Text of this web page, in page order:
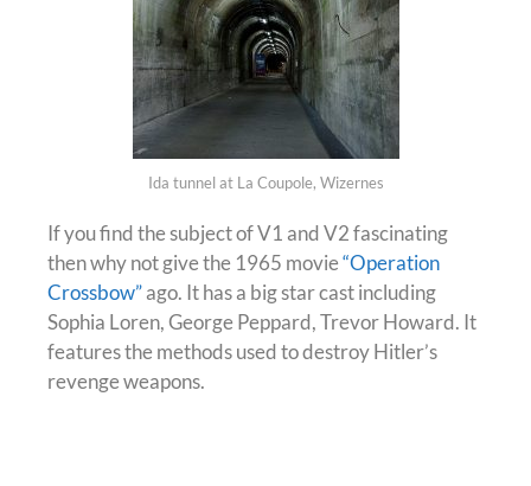
Ida tunnel at La Coupole, Wizernes
If you find the subject of V1 and V2 fascinating
then why not give the 1965 movie“Operation
Crossbow”ago. It has a big star cast including
Sophia Loren, George Peppard, Trevor Howard. It
features the methods used to destroy Hitler’s
revenge weapons.